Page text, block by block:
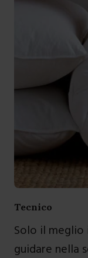
Tecnico
Solo il
guidare nella